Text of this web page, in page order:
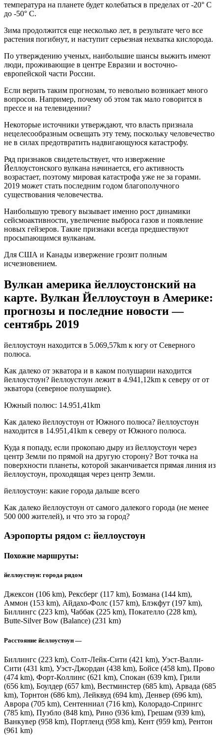
температура на планете будет колебаться в пределах от -20° С
до -50° С.
Зима продолжится еще несколько лет, в результате чего все
растения погибнут, и наступит серьезная нехватка кислорода.
По утверждению ученых, наибольшие шансы выжить имеют
люди, проживающие в центре Евразии и восточно-
европейской части России.
Если верить таким прогнозам, то невольно возникает много
вопросов. Например, почему об этом так мало говорится в
прессе и на телевидении?
Некоторые источники утверждают, что власть признала
нецелесообразным освещать эту тему, поскольку человечество
не в силах предотвратить надвигающуюся катастрофу.
Ряд признаков свидетельствует, что извержение
Йеллоустонского вулкана начинается, его активность
возрастает, поэтому мировая катастрофа уже не за горами.
2019 может стать последним годом благополучного
существования человечества.
Наибольшую тревогу вызывает именно рост динамики
сейсмоактивности, увеличение выброса газов и появление
новых гейзеров. Такие признаки всегда предшествуют
просыпающимся вулканам.
Для США и Канады извержение грозит полным
исчезновением.
Вулкан америка йеллоустонский на
карте. Вулкан Йеллоустоун в Америке:
прогнозы и последние новости —
сентябрь 2019
йеллоустоун находится в 5.069,57km к югу от Северного
полюса.
Как далеко от экватора и в каком полушарии находится
йеллоустоун? йеллоустоун лежит в 4.941,12km к северу от от
экватора (северное полушарие).
Южный полюс: 14.951,41km
Как далеко йеллоустоун от Южного полюса? йеллоустоун
находится в 14.951,41km к северу от Южного полюса.
Куда я попаду, если прокопаю дыру из йеллоустоун через
центр Земли по прямой на другую сторону? Вот точка на
поверхности планеты, которой заканчивается прямая линия из
йеллоустоун, проходящая через центр Земли.
йеллоустоун: какие города дальше всего
Как далеко йеллоустоун от самого далекого города (не менее
500 000 жителей), и что это за город?
Аэропорты рядом с: йеллоустоун
Похожие маршруты:
йеллоустоун: города рядом
Джексон (106 km), Рексберг (117 km), Бозмана (144 km),
Аммон (153 km), Айдахо-Фолс (157 km), Блэкфут (197 km),
Биллингс (223 km), Чаббак (225 km), Покателло (228 km),
Butte-Silver Bow (Balance) (231 km)
Расстояние йеллоустоун —
Биллингс (223 km), Солт-Лейк-Сити (421 km), Уэст-Валли-
Сити (431 km), Уэст-Джордан (438 km), Бойсе (458 km), Прово
(474 km), Форт-Коллинс (621 km), Спокан (639 km), Грили
(656 km), Боулдер (657 km), Вестминстер (685 km), Арвада (685
km), Торнтон (686 km), Лейквуд (694 km), Денвер (696 km),
Аврора (705 km), Сентенниал (716 km), Колорадо-Спрингс
(785 km), Пуэбло (848 km), Рино (936 km), Грешам (939 km),
Ванкувер (958 km), Портленд (958 km), Кент (959 km), Рентон
(961 km)